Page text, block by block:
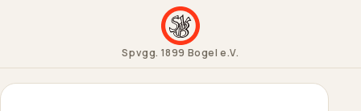
Spvgg. 1899 Bogel e.V.